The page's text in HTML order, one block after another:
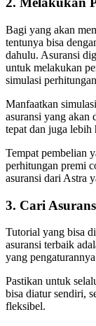
Bagi yang akan
tentunya bisa
dahulu. Asuransi
untuk melakukan
simulasi
Manfaatkan
asuransi yang akan
tepat dan juga lebih
Tempat pembelian
perhitungan premi
asuransi dari Astra
3. Cari
Tutorial yang bisa
asuransi terbaik
yang
Pastikan untuk
bisa diatur sendiri,
fleksibel.